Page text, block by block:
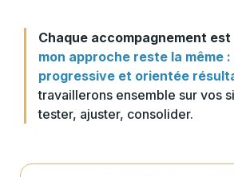
Chaque accompagnement est
mon approche reste la même
progressive et orientée
travaillerons ensemble sur vos
tester, ajuster, consolider.